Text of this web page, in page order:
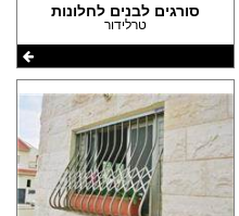
סורגים לבנים לחלונות
טרלידור